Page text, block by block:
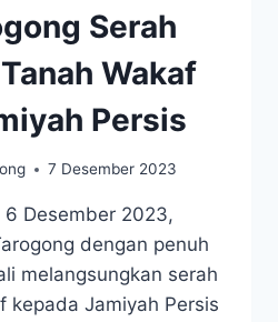
Serah
Wakaf
Persis
7 Desember 2023
6 Desember 2023,
dengan penuh
melangsungkan serah
kepada Jamiyah Persis